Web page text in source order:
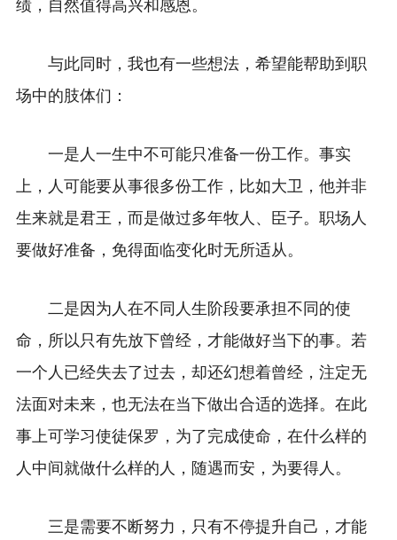
绩，自然值得高兴和感恩。
与此同时，我也有一些想法，希望能帮助到职
场中的肢体们：
一是人一生中不可能只准备一份工作。事实
上，人可能要从事很多份工作，比如大卫，他并非
生来就是君王，而是做过多年牧人、臣子。职场人
要做好准备，免得面临变化时无所适从。
二是因为人在不同人生阶段要承担不同的使
命，所以只有先放下曾经，才能做好当下的事。若
一个人已经失去了过去，却还幻想着曾经，注定无
法面对未来，也无法在当下做出合适的选择。在此
事上可学习使徒保罗，为了完成使命，在什么样的
人中间就做什么样的人，随遇而安，为要得人。
三是需要不断努力，只有不停提升自己，才能